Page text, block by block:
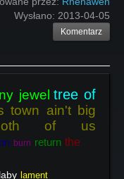
Wysłano: 2013-04-05
Komentarz
jewel tree of
town ain't big
of us
burn return the
lament